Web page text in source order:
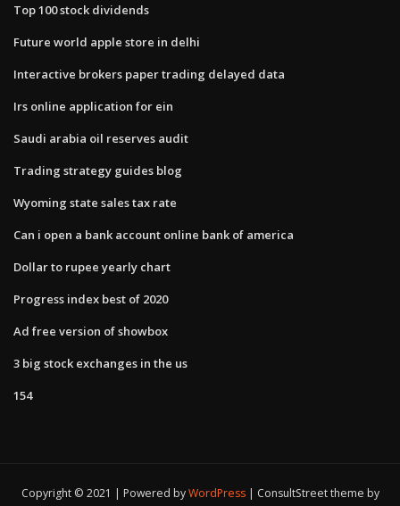
Top 100 stock dividends
Future world apple store in delhi
Interactive brokers paper trading delayed data
Irs online application for ein
Saudi arabia oil reserves audit
Trading strategy guides blog
Wyoming state sales tax rate
Can i open a bank account online bank of america
Dollar to rupee yearly chart
Progress index best of 2020
Ad free version of showbox
3 big stock exchanges in the us
154
Copyright © 2021 | Powered byWordPress
ConsultStreet theme by